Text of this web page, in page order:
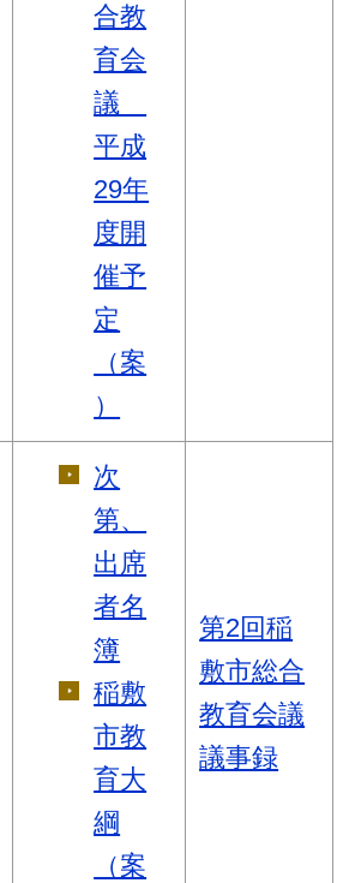
合教
育会
議
平成
29年
度開
催予
定
（案
）
次
第、
出席
者名
簿
稲敷
市教
育大
綱
（案
第2回稲
敷市総合
教育会議
議事録